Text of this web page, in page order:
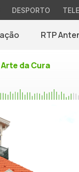
DESPORTO
RTP
Arte da Cura